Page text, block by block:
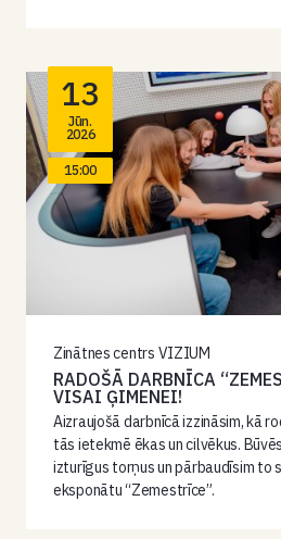
13
Jūn.
2026
15:00
Zinātnes centrs VIZIUM
RADOŠĀ DARBNĪCA
VISAI ĢIMENEI!
Aizraujošā darbnīcā izzināsim, kā
tās ietekmē ēkas un cilvēkus.
izturīgus torņus un pārbaudīsim
eksponātu “Zemestrīce”.